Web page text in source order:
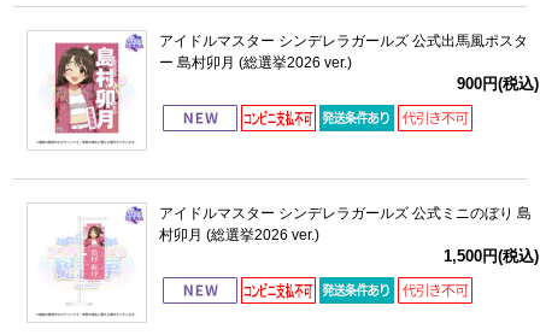
アイドルマスター シンデレラガールズ 公式出馬風ポスタ
ー 島村卯月 (総選挙2026 ver.)
900円(税込)
アイドルマスター シンデレラガールズ 公式ミニのぼり 島
村卯月 (総選挙2026 ver.)
1,500円(税込)